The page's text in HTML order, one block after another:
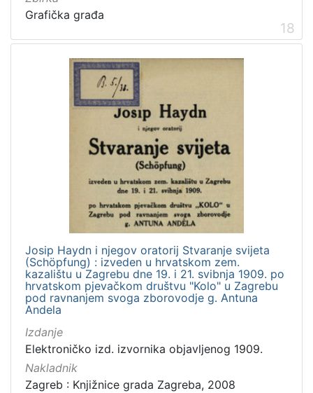
Grafička građa
18
Josip Haydn i njegov oratorij Stvaranje svijeta
(Schöpfung) : izveden u hrvatskom zem.
kazalištu u Zagrebu dne 19. i 21. svibnja 1909. po
hrvatskom pjevačkom društvu "Kolo" u Zagrebu
pod ravnanjem svoga zborovodje g. Antuna
Andela
Izdanje
Elektroničko izd. izvornika objavljenog 1909.
Nakladnik
Zagreb : Knjižnice grada Zagreba, 2008